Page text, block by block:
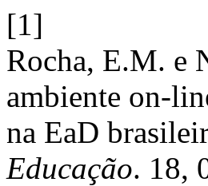
[1]
Rocha, E.M. e
ambiente on-
na EaD
Educação. 18,